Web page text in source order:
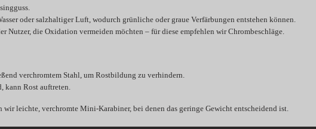
oder salzhaltiger Luft, wodurch grünliche oder graue Verfärbungen entstehen können.
Nutzer, die Oxidation vermeiden möchten – für diese empfehlen wir Chrombeschläge.
verchromtem Stahl, um Rostbildung zu verhindern.
kann Rost auftreten.
leichte, verchromte Mini-Karabiner, bei denen das geringe Gewicht entscheidend ist.